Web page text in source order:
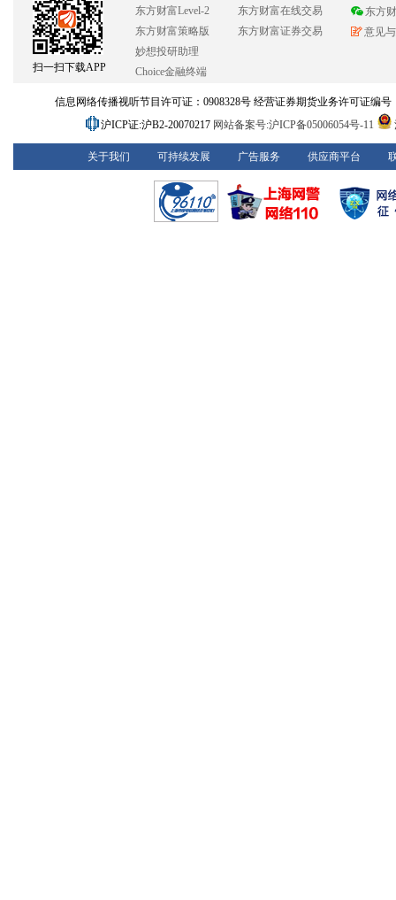
扫一扫下载APP
东方财富Level-2
东方财富策略版
妙想投研助理
Choice金融终端
东方财富在线交易
东方财富证券交易
东方
意见
信息网络传播视听节目许可证：0908328号 经营证券期货业务许可证编号
沪ICP证:沪B2-20070217 网站备案号:沪ICP备05006054号-11
关于我们 可持续发展 广告服务 供应商平台